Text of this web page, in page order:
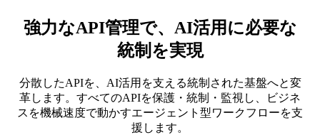
強力なAPI管理で、AI活用に必要な
統制を実現
分散したAPIを、AI活用を支える統制された基盤へと変
革します。すべてのAPIを保護・統制・監視し、ビジネ
スを機械速度で動かすエージェント型ワークフローを支
援します。